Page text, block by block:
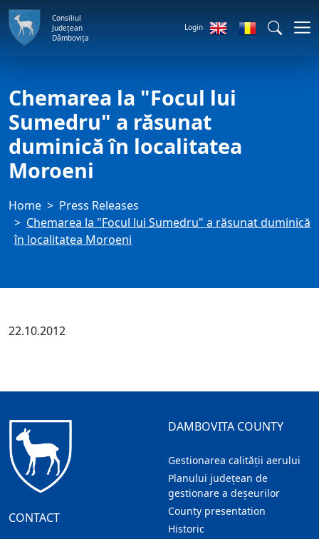
Consiliul
Județean
Dâmbovița
Login
Chemarea la "Focul lui
Sumedru" a răsunat
duminică în localitatea
Moroeni
Home
Press Releases
Chemarea la "Focul lui Sumedru" a răsunat duminică
în localitatea Moroeni
22.10.2012
CONTACT
DAMBOVITA COUNTY
Gestionarea calității aerului
Planului județean de
gestionare a deșeurilor
County presentation
Historic